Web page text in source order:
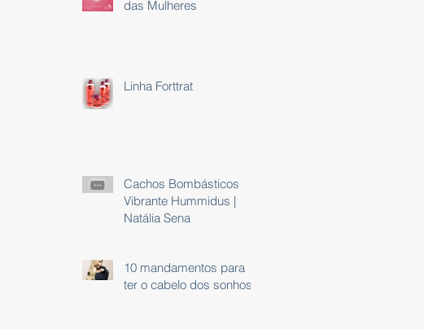
das Mulheres
Linha Forttrat
Cachos Bombásticos
Vibrante Hummidus |
Natália Sena
10 mandamentos para
ter o cabelo dos sonhos